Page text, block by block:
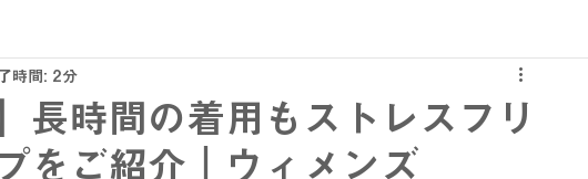
ルド新着情報
go slow caravan 1PIU1UGUALE3 RELAX
長時間の着用もストレスフリ
をご紹介｜ウィメンズ
時間: 2分